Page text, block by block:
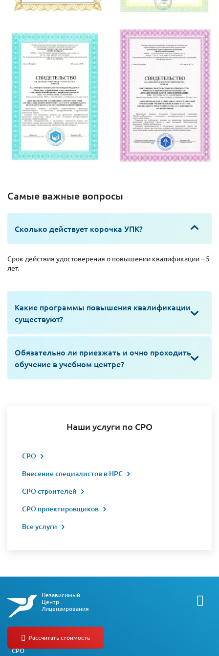
Самые важные вопросы
Сколько действует корочка УПК?
Срок действия удостоверения о повышении квалификации – 5
лет.
Какие программы повышения квалификации
существуют?
Обязательно ли приезжать и очно проходить
обучение в учебном центре?
Наши услуги по СРО
СРО
Внесение специалистов в НРС
СРО строителей
СРО проектировщиков
Все услуги
Независимый
Центр
Лицензирования
О компании
СРО